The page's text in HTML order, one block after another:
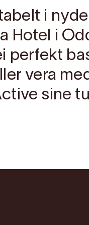
i
Hotel i
perfekt
vera
sine